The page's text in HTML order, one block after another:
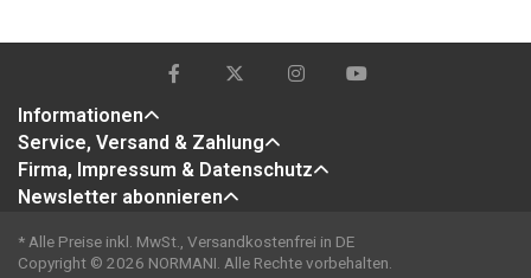
Informationen
Service, Versand & Zahlung
Firma, Impressum & Datenschutz
Newsletter abonnieren
* Alle Preise inkl. MwSt., Versandkostenfrei in DE
Copyright © 2026 NORMANI. Alle Rechte vorbehalten.